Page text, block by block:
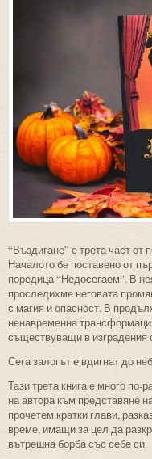
“Въздигане” е трета част
Началото бе поставено от
поредица “Недосегаем”. В
проследихме неговата
с магия и опасност. В
ненавременна
съществуващи в изградения
Сега залогът е вдигнат до
Тази трета книга е много по-
на автора към представяне
прочетем кратки глави,
време, имащи за цел да
вътрешна борба със себе си.